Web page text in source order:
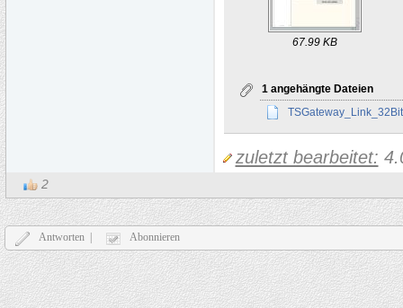
67.99 KB
1 angehängte Dateien
zuletzt bearbeitet:
2
Antworten | Abonnieren